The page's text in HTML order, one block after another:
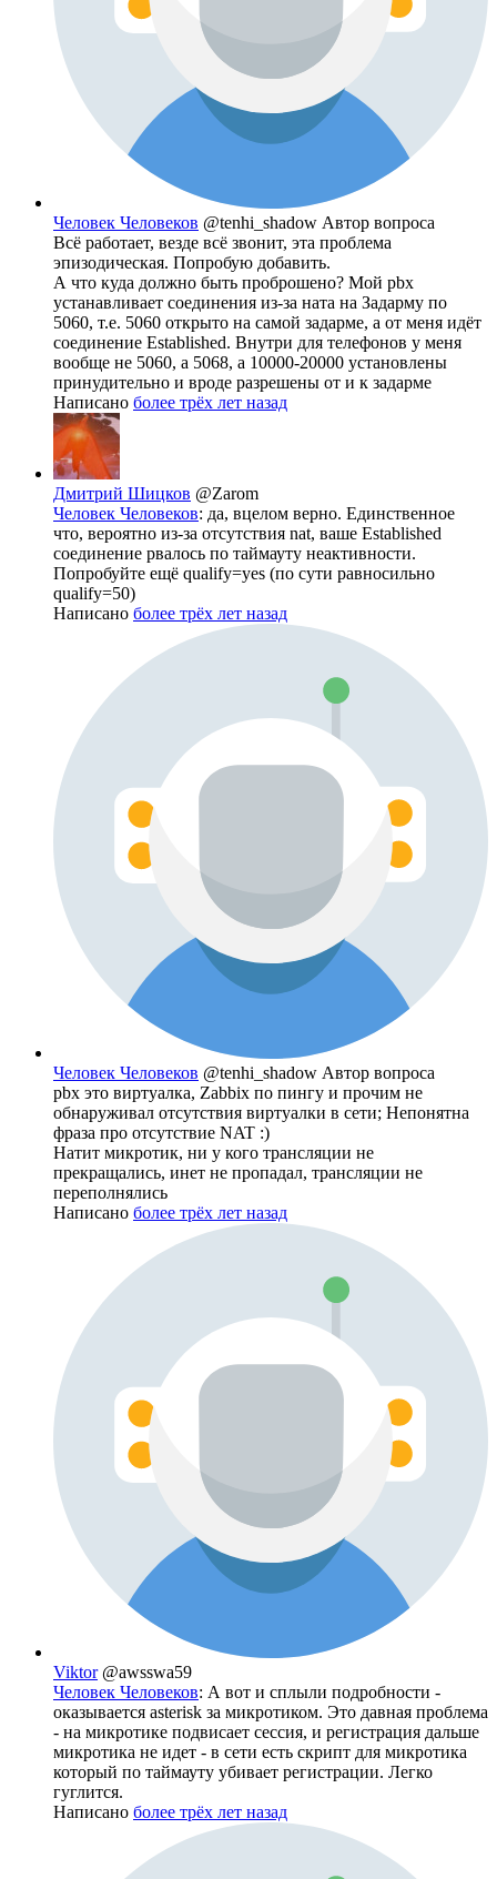
Человек Человеков @tenhi_shadow Автор вопроса
Всё работает, везде всё звонит, эта проблема
эпизодическая. Попробую добавить.
А что куда должно быть проброшено? Мой pbx
устанавливает соединения из-за ната на Задарму по
5060, т.е. 5060 открыто на самой задарме, а от меня идёт
соединение Established. Внутри для телефонов у меня
вообще не 5060, а 5068, а 10000-20000 установлены
принудительно и вроде разрешены от и к задарме
Написано более трёх лет назад
Дмитрий Шицков @Zarom
Человек Человеков: да, вцелом верно. Единственное
что, вероятно из-за отсутствия nat, ваше Established
соединение рвалось по таймауту неактивности.
Попробуйте ещё qualify=yes (по сути равносильно
qualify=50)
Написано более трёх лет назад
Человек Человеков @tenhi_shadow Автор вопроса
pbx это виртуалка, Zabbix по пингу и прочим не
обнаруживал отсутствия виртуалки в сети; Непонятна
фраза про отсутствие NAT :)
Натит микротик, ни у кого трансляции не
прекращались, инет не пропадал, трансляции не
переполнялись
Написано более трёх лет назад
Viktor @awsswa59
Человек Человеков: А вот и сплыли подробности -
оказывается asterisk за микротиком. Это давная проблема
- на микротике подвисает сессия, и регистрация дальше
микротика не идет - в сети есть скрипт для микротика
который по таймауту убивает регистрации. Легко
гуглится.
Написано более трёх лет назад